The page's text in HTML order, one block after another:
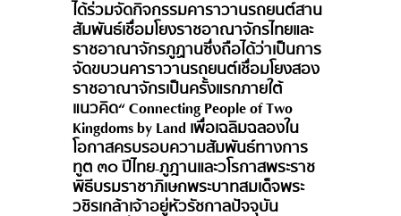
ได้ร่วมจัดกิจกรรมคาราวานรถยนต์สาน
สัมพันธ์เชื่อมโยงราชอาณาจักรไทยและ
ราชอาณาจักรภูฏานซึ่งถือได้ว่าเป็นการ
จัดขบวนคาราวานรถยนต์เชื่อมโยงสอง
ราชอาณาจักรเป็นครั้งแรกภายใต้
แนวคิด“ Connecting People of Two
Kingdoms by Land เพื่อเฉลิมฉลองใน
โอกาสครบรอบความสัมพันธ์ทางการ
ทูต ๓๐ ปีไทย-ภูฎานและวโรกาสพระราช
พิธีบรมราชาภิเษกพระบาทสมเด็จพระ
วชิรเกล้าเจ้าอยู่หัวรัชกาลปัจจุบัน